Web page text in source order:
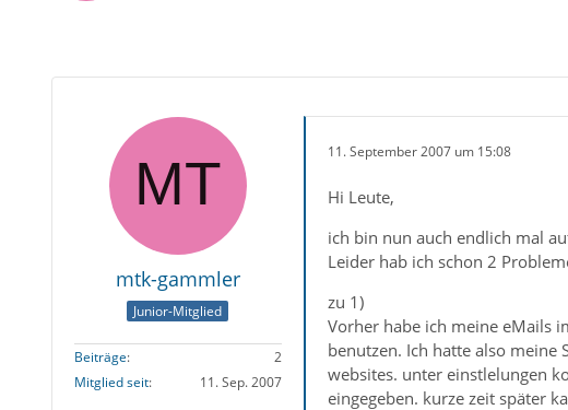
mtk-gammler
Junior-Mitglied
Beiträge
2
Mitglied seit
11. Sep. 2007
11. September 2007 um 15:08
Hi Leute,
ich bin nun auch endlich mal
Leider hab ich schon 2
zu 1)
Vorher habe ich meine eMails
benutzen. Ich hatte also meine
websites. unter einstlelungen
eingegeben. kurze zeit später